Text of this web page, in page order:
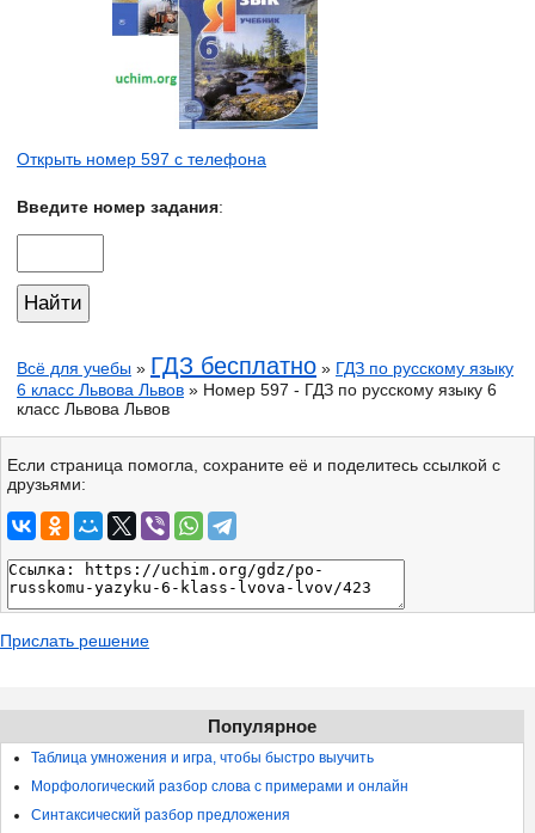
Открыть номер 597 с телефона
Введите номер задания:
Всё для учебы » ГДЗ бесплатно » ГДЗ по русскому языку
6 класс Львова Львов » Номер 597 - ГДЗ по русскому языку 6
класс Львова Львов
Если страница помогла, сохраните её и поделитесь ссылкой с
друзьями:
Прислать решение
Популярное
Таблица умножения и игра, чтобы быстро выучить
Морфологический разбор слова с примерами и онлайн
Синтаксический разбор предложения